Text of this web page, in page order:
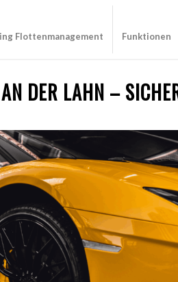
Flottenmanagement Funktionen
DER LAHN –